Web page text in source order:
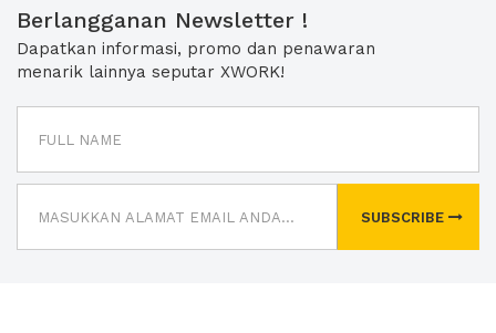
Berlangganan Newsletter !
Dapatkan informasi, promo dan penawaran
menarik lainnya seputar XWORK!
SUBSCRIBE